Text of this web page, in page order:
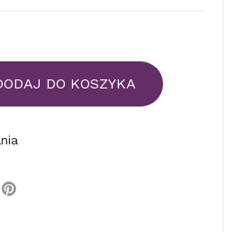
DO KOSZYKA